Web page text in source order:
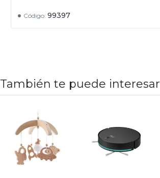
Código: 99397
También te puede interesar